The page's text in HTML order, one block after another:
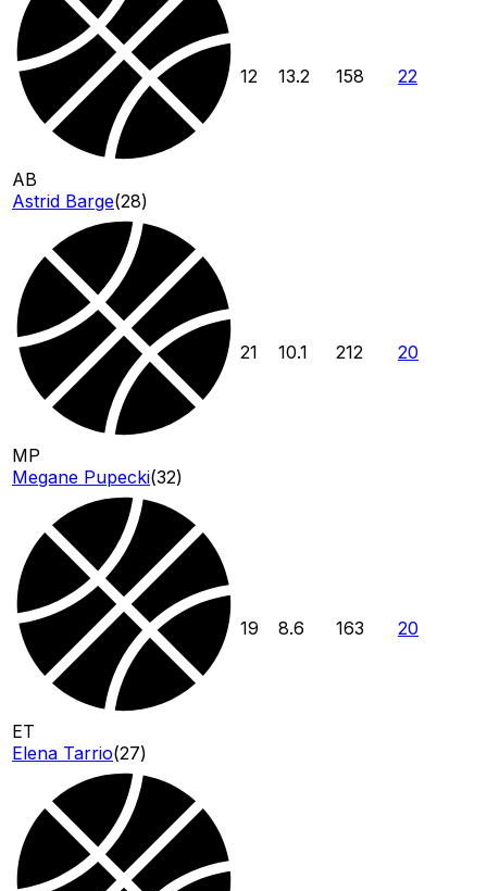
AB
Astrid Barge(28)
12 13.2 158 22
MP
Megane Pupecki(32)
21 10.1 212 20
ET
Elena Tarrio(27)
19 8.6 163 20